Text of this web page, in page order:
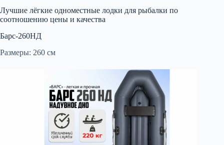
Лучшие лёгкие одноместные лодки для рыбалки по
соотношению цены и качества
Барс-260НД
Размеры: 260 см